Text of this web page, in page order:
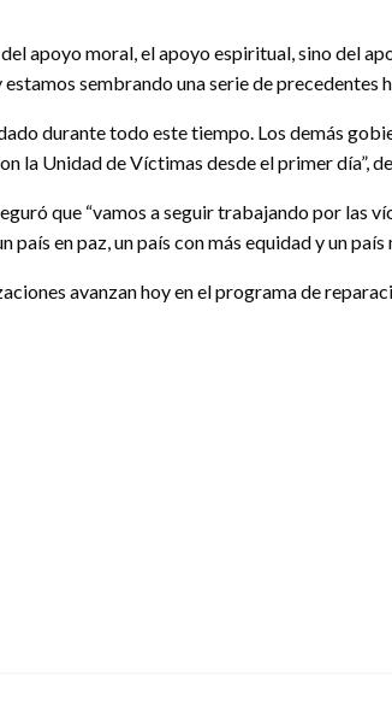
apoyo moral, el apoyo espiritual, sino del
sembrando una serie de precedentes
durante todo este tiempo. Los demás
Unidad de Víctimas desde el primer día”,
que “vamos a seguir trabajando por las
en paz, un país con más equidad y un país
avanzan hoy en el programa de